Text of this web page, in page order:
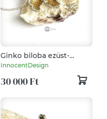
Ginko biloba ezüst-
tűzzománc nyaklánc -
InnocentDesign
30 000 Ft